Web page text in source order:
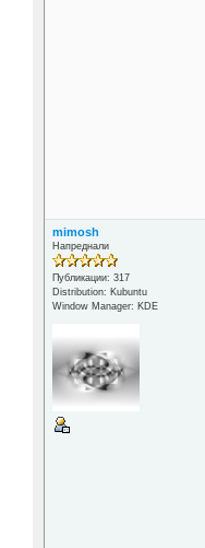
mimosh
Напреднали
Публикации: 317
Distribution: Kubuntu
Window Manager: KDE